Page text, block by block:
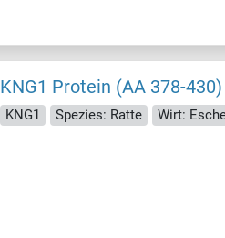
KNG1 Protein (AA 378-
KNG1 Spezies: Ratte Wirt: